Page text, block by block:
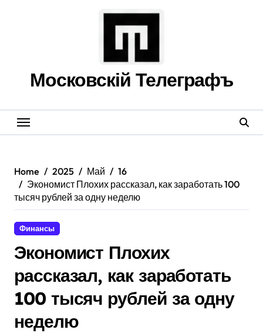
Московскій Телеграфъ
Home 2025 Май
16
Экономист Плохих рассказал, как заработать 100
тысяч рублей за одну неделю
Финансы
Экономист Плохих
рассказал, как заработать
100 тысяч рублей за одну
неделю